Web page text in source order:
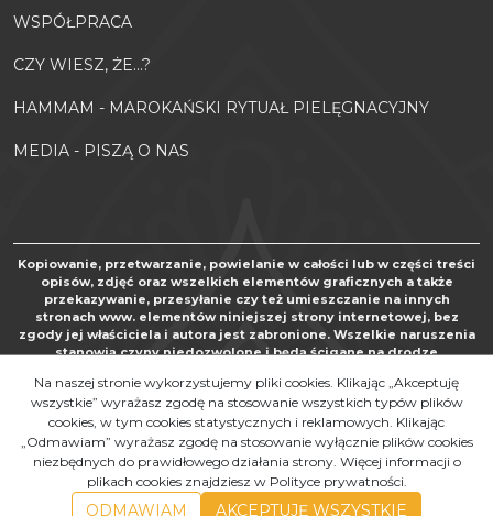
WSPÓŁPRACA
CZY WIESZ, ŻE...?
HAMMAM - MAROKAŃSKI RYTUAŁ PIELĘGNACYJNY
MEDIA - PISZĄ O NAS
Kopiowanie, przetwarzanie, powielanie w całości lub w części treści
opisów, zdjęć oraz wszelkich elementów graficznych a także
przekazywanie, przesyłanie czy też umieszczanie na innych
stronach www. elementów niniejszej strony internetowej, bez
zgody jej właściciela i autora jest zabronione. Wszelkie naruszenia
stanowią czyny niedozwolone i będą ścigane na drodze
karnego, art. 24 i 25 Ustawy o zwalczaniu nieuczciwej konkurencji
oraz art. 116 i nast. Ustawy o prawie autorskim i prawach pokrewnych
Copyright by MAROKOSKLEP.COM 2010 - 2021. Al rights reserved.
InfoSerwis-SklepyBestSeller.pl
Na naszej stronie wykorzystujemy pliki cookies. Klikając „Akceptuję
wszystkie” wyrażasz zgodę na stosowanie wszystkich typów plików
cookies, w tym cookies statystycznych i reklamowych. Klikając
„Odmawiam” wyrażasz zgodę na stosowanie wyłącznie plików cookies
niezbędnych do prawidłowego działania strony. Więcej informacji o
plikach cookies znajdziesz w Polityce prywatności.
ODMAWIAM AKCEPTUJĘ WSZYSTKIE